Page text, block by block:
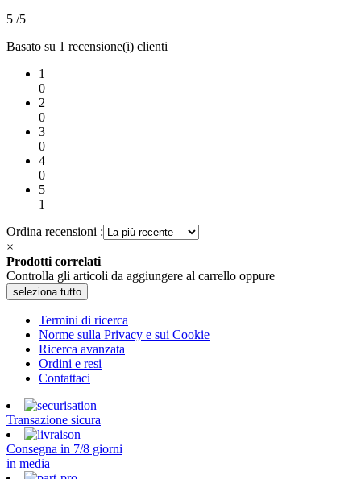
5 /5
Basato su 1 recensione(i) clienti
1
0
2
0
3
0
4
0
5
1
Ordina recensioni :
×
Prodotti correlati
Controlla gli articoli da aggiungere al carrello oppure
seleziona tutto
Termini di ricerca
Norme sulla Privacy e sui Cookie
Ricerca avanzata
Ordini e resi
Contattaci
Transazione sicura
Consegna in 7/8 giorni
in media